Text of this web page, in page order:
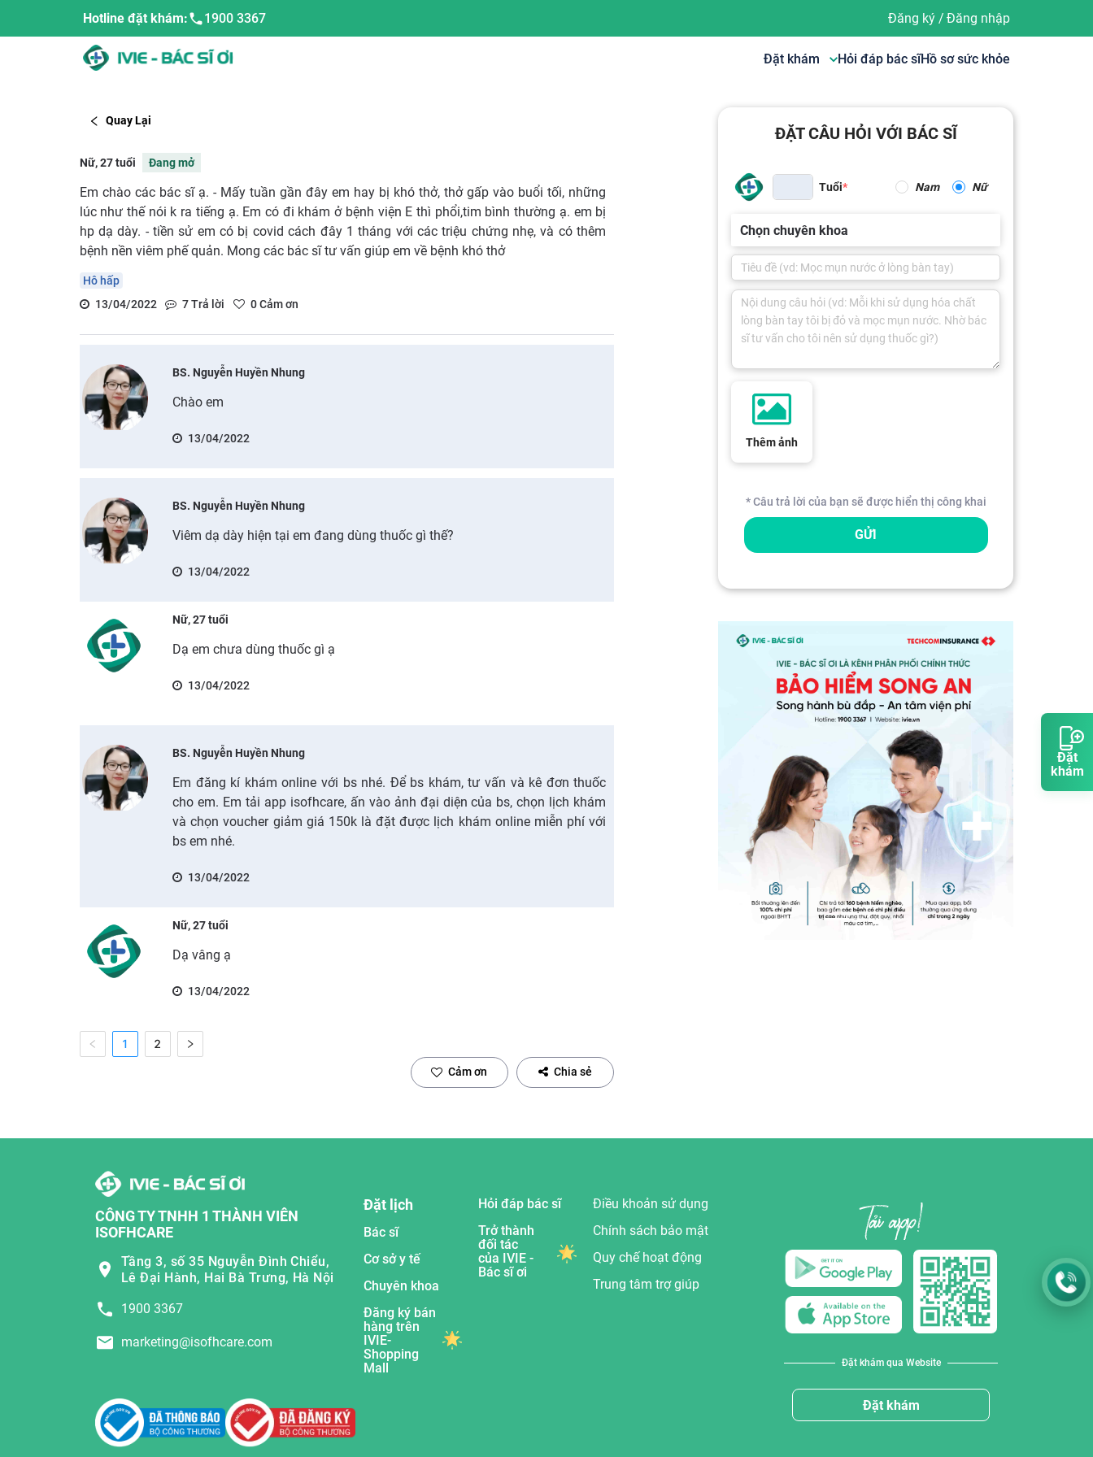
Đặt
khám
Hotline đặt khám: 1900 3367 Đăng ký/ Đăng nhập
Đặt khám Hỏi đáp bác sĩHồ sơ sức khỏe
Quay Lại
Nữ, 27 tuổi Đang mở
Em chào các bác sĩ ạ. - Mấy tuần gần đây em hay bị khó thở, thở gấp vào buổi tối, những
lúc như thế nói k ra tiếng ạ. Em có đi khám ở bệnh viện E thì phổi,tim bình thường ạ. em bị
hp dạ dày. - tiền sử em có bị covid cách đây 1 tháng với các triệu chứng nhẹ, và có thêm
bệnh nền viêm phế quản. Mong các bác sĩ tư vấn giúp em về bệnh khó thở
Hô hấp
13/04/2022
7Trả lời 0Cảm ơn
BS. Nguyễn Huyền Nhung
Chào em
13/04/2022
BS. Nguyễn Huyền Nhung
Viêm dạ dày hiện tại em đang dùng thuốc gì thế?
13/04/2022
Nữ, 27 tuổi
Dạ em chưa dùng thuốc gì ạ
13/04/2022
BS. Nguyễn Huyền Nhung
Em đăng kí khám online với bs nhé. Để bs khám, tư vấn và kê đơn thuốc
cho em. Em tải app isofhcare, ấn vào ảnh đại diện của bs, chọn lịch khám
và chọn voucher giảm giá 150k là đặt được lịch khám online miễn phí với
bs em nhé.
13/04/2022
Nữ, 27 tuổi
Dạ vâng ạ
13/04/2022
1 2
Cảm ơn Chia sẻ
ĐẶT CÂU HỎI VỚI BÁC SĨ
Tuổi Nam Nữ
Chọn chuyên khoa
Thêm ảnh
* Câu trả lời của bạn sẽ được hiển thị công khai
GỬI
CÔNG TY TNHH 1 THÀNH VIÊN
ISOFHCARE
Tầng 3, số 35 Nguyễn Đình Chiểu,
Lê Đại Hành, Hai Bà Trưng, Hà Nội
1900 3367
marketing@isofhcare.com
Đặt lịch
Bác sĩ
Cơ sở y tế
Chuyên khoa
Đăng ký bán
hàng trên
IVIE-
Shopping
Mall
Hỏi đáp bác sĩ
Trở thành
đối tác
của IVIE -
Bác sĩ ơi
Điều khoản sử dụng
Chính sách bảo mật
Quy chế hoạt động
Trung tâm trợ giúp
Đặt khám qua Website
Đặt khám